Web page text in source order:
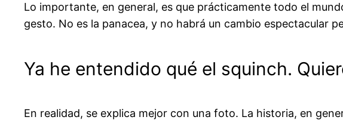
Lo importante, en general, es que prácticamente todo el
gesto. No es la panacea, y no habrá un cambio espectacular
Ya he entendido qué el squinch.
En realidad, se explica mejor con una foto. La historia, en